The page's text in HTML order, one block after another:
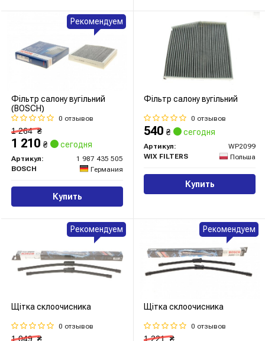
Фільтр салону вугільний
(BOSCH)
0 отзывов
1 264₴
1 210 ₴ сегодня
Артикул:
1 987 435 505
BOSCH
Германия
Купить
Рекомендуем
Фільтр салону вугільний
0 отзывов
540 ₴ сегодня
Артикул:
WP2099
WIX FILTERS
Польша
Купить
Щітка склоочисника
0 отзывов
1 049₴
Рекомендуем
Щітка склоочисника
0 отзывов
1 221₴
Рекомендуем